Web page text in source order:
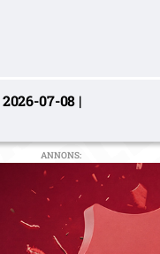
2026-07-08 |
ANNONS: